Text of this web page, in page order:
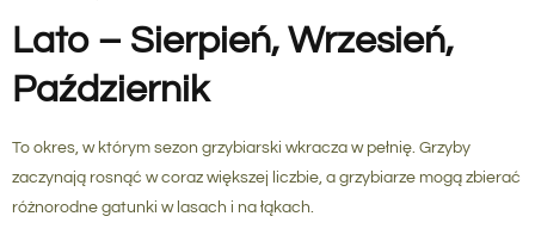
Lato – Sierpień, Wrzesień,
Październik
To okres, w którym sezon grzybiarski wkracza w pełnię. Grzyby
zaczynają rosnąć w coraz większej liczbie, a grzybiarze mogą zbierać
różnorodne gatunki w lasach i na łąkach.